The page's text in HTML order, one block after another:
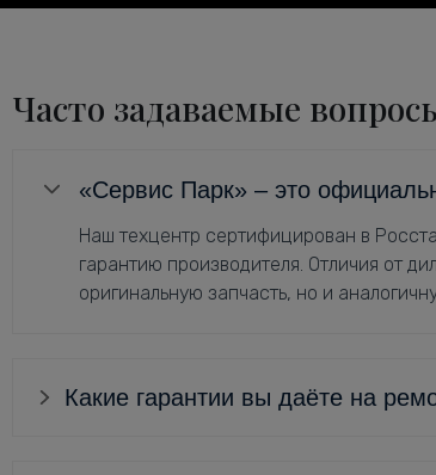
Часто задаваемые
«Сервис Парк» – это
Наш техцентр сертифицирован в
гарантию производителя. Отличия от
оригинальную запчасть, но и
Какие гарантии вы даёте на